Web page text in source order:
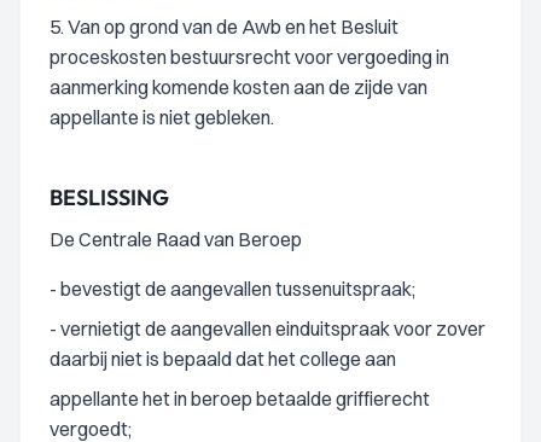
5. Van op grond van de Awb en het Besluit
proceskosten bestuursrecht voor vergoeding in
aanmerking komende kosten aan de zijde van
appellante is niet gebleken.
BESLISSING
De Centrale Raad van Beroep
- bevestigt de aangevallen tussenuitspraak;
- vernietigt de aangevallen einduitspraak voor zover
daarbij niet is bepaald dat het college aan
appellante het in beroep betaalde griffierecht
vergoedt;